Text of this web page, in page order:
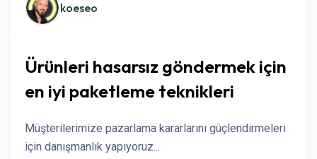
koeseo
Ürünleri hasarsız göndermek için
en iyi paketleme teknikleri
Müşterilerimize pazarlama kararlarını güçlendirmeleri
için danışmanlık yapıyoruz...